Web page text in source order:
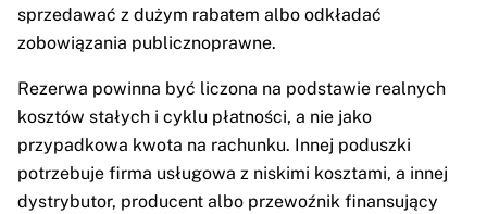
sprzedawać z dużym rabatem albo odkładać
zobowiązania publicznoprawne.
Rezerwa powinna być liczona na podstawie realnych
kosztów stałych i cyklu płatności, a nie jako
przypadkowa kwota na rachunku. Innej poduszki
potrzebuje firma usługowa z niskimi kosztami, a innej
dystrybutor, producent albo przewoźnik finansujący